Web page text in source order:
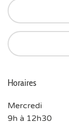
Horaires
Mercredi
9h à 12h30